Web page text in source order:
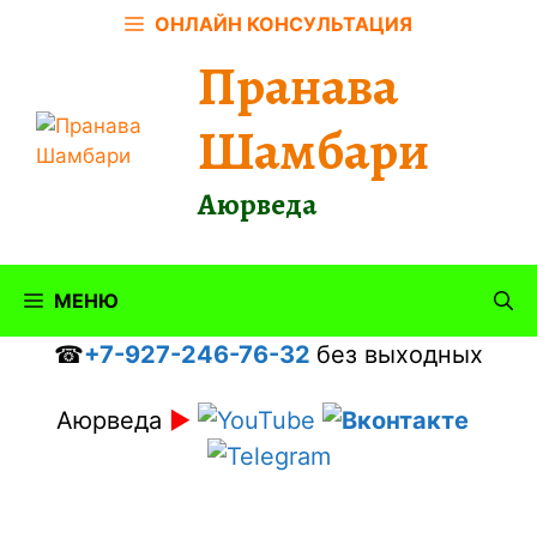
ОНЛАЙН КОНСУЛЬТАЦИЯ
Пранава
Шамбари
Аюрведа
МЕНЮ
☎+7-927-246-76-32 без выходных
Аюрведа ►